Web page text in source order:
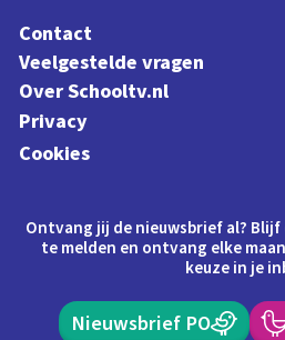
Contact
Veelgestelde vragen
Over Schooltv.nl
Privacy
Cookies
Ontvang jij de nieuwsbrief al?
te melden en ontvang elke
keuze in je
Nieuwsbrief PO